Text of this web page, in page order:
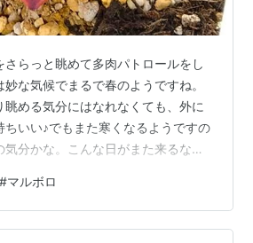
さらっと眺めて多肉パトロールをし
な気候でまるで春のようですね。
眺める気分にはなれなくても、外に
ちいい♪でもまた寒くなるようですの
分かな。こんな日がまた来るなん
たエケベリア。 ちょっと待って
？ほんのりピンクが可愛いじゃない
さにも冬の寒さにも耐えた強いやつ
#マルボロ